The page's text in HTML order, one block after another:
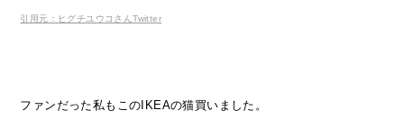
引用元：ヒグチユウコさんTwitter
ファンだった私もこのIKEAの猫買いました。